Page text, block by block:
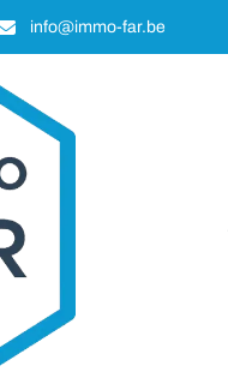
info@immo-far.be